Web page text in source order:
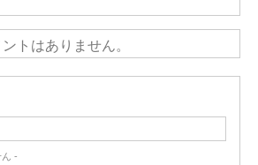
トはありません。
-